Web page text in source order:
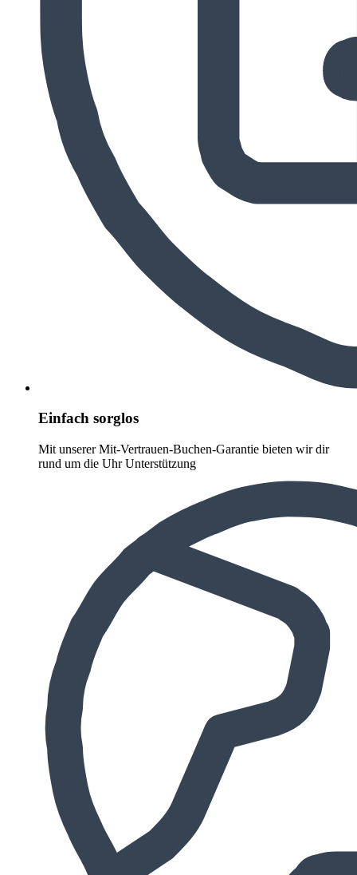
Einfach sorglos
Mit unserer Mit-Vertrauen-Buchen-Garantie bieten wir dir
rund um die Uhr Unterstützung